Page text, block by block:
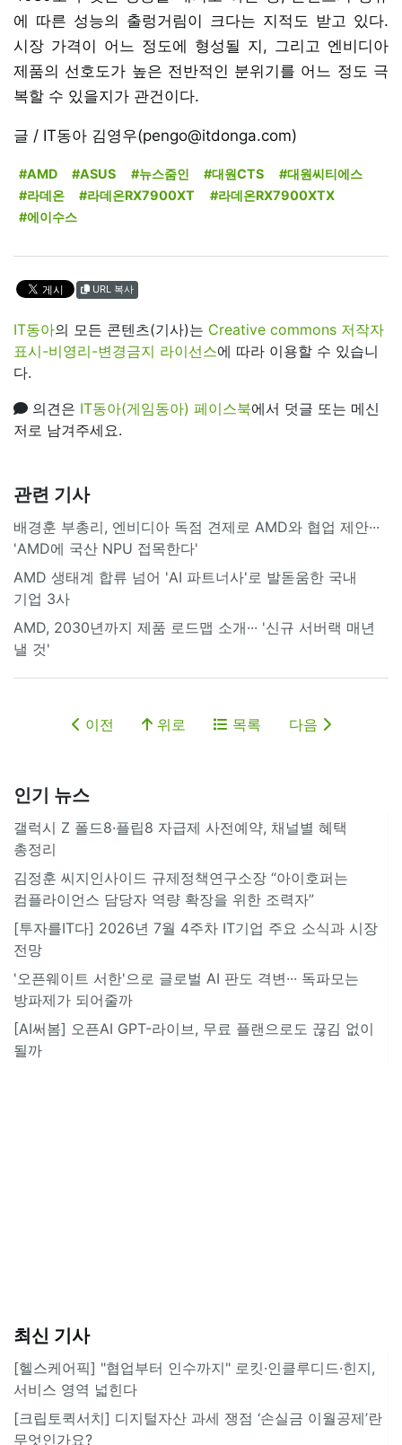
에 따른 성능의 출렁거림이 크다는 지적도 받고 있다.
시장 가격이 어느 정도에 형성될 지, 그리고 엔비디아
제품의 선호도가 높은 전반적인 분위기를 어느 정도 극
복할 수 있을지가 관건이다.
글 / IT동아 김영우(pengo@itdonga.com)
#AMD #ASUS #뉴스줌인 #대원CTS
#대원씨티에스
#라데온
#라데온RX7900XT
#라데온RX7900XTX
#에이수스
URL 복사
IT동아의 모든 콘텐츠(기사)는 Creative commons 저작자
표시-비영리-변경금지 라이선스에 따라 이용할 수 있습니
다.
의견은 IT동아(게임동아) 페이스북에서 덧글 또는 메신
저로 남겨주세요.
관련 기사
배경훈 부총리, 엔비디아 독점 견제로 AMD와 협업 제안···
'AMD에 국산 NPU 접목한다'
AMD 생태계 합류 넘어 'AI 파트너사'로 발돋움한 국내
기업 3사
AMD, 2030년까지 제품 로드맵 소개··· '신규 서버랙 매년
낼 것'
이전 위로 목록 다음
인기 뉴스
갤럭시 Z 폴드8·플립8 자급제 사전예약, 채널별 혜택
총정리
김정훈 씨지인사이드 규제정책연구소장 “아이호퍼는
컴플라이언스 담당자 역량 확장을 위한 조력자”
[투자를IT다] 2026년 7월 4주차 IT기업 주요 소식과 시장
전망
'오픈웨이트 서한'으로 글로벌 AI 판도 격변··· 독파모는
방파제가 되어줄까
[AI써봄] 오픈AI GPT-라이브, 무료 플랜으로도 끊김 없이
될까
최신 기사
[헬스케어픽] "협업부터 인수까지" 로킷·인클루디드·힌지,
서비스 영역 넓힌다
[크립토퀵서치] 디지털자산 과세 쟁점 ‘손실금 이월공제’란
무엇인가요?